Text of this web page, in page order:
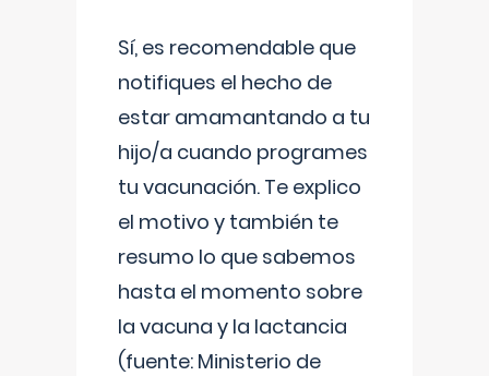
Sí, es recomendable que
notifiques el hecho de
estar amamantando a tu
hijo/a cuando programes
tu vacunación. Te explico
el motivo y también te
resumo lo que sabemos
hasta el momento sobre
la vacuna y la lactancia
(fuente: Ministerio de